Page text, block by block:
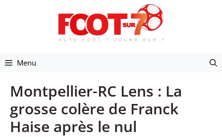
Menu
Montpellier-RC Lens : La
grosse colère de Franck
Haise après le nul